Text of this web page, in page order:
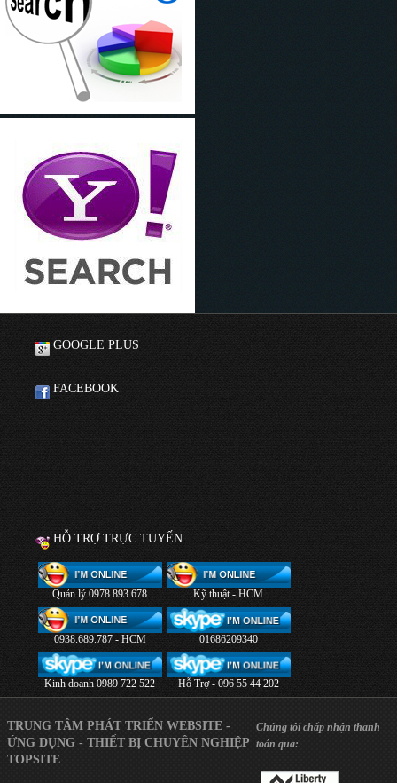
GOOGLE PLUS
FACEBOOK
HỖ TRỢ TRỰC TUYẾN
Quản lý 0978 893 678 Kỹ thuật - HCM
0938.689.787 - HCM 01686209340
Kinh doanh 0989 722 522 Hỗ Trợ - 096 55 44 202
TRUNG TÂM PHÁT TRIỂN WEBSITE -
ỨNG DỤNG - THIẾT BỊ CHUYÊN NGHIỆP
TOPSITE
Chúng tôi chấp nhận thanh
toán qua: